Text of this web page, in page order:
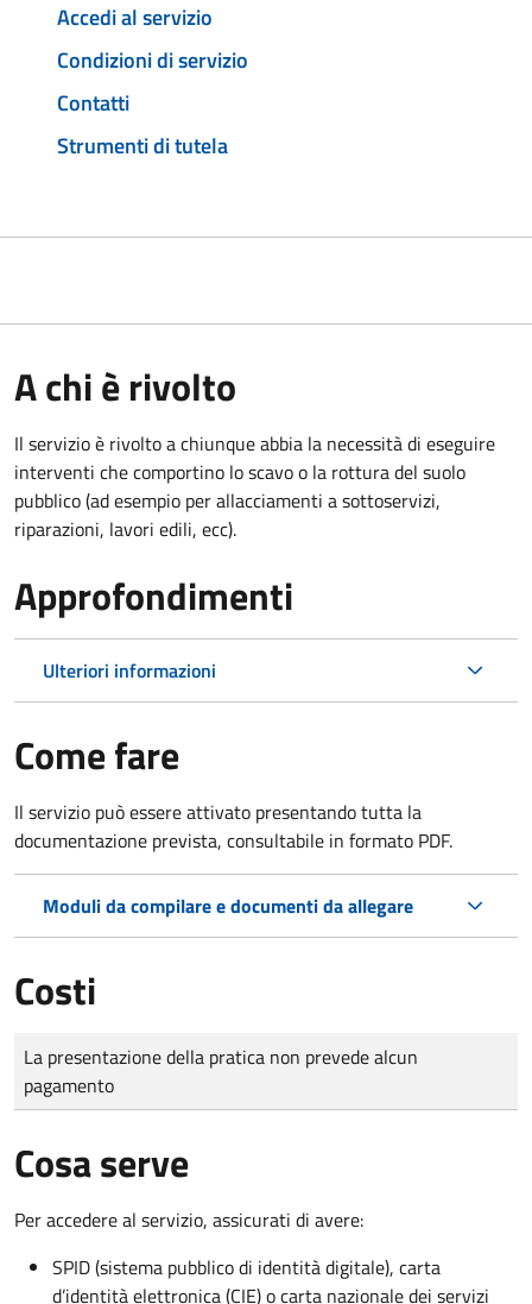
Accedi al servizio
Condizioni di servizio
Contatti
Strumenti di tutela
A chi è rivolto
Il servizio è rivolto a chiunque abbia la necessità di eseguire
interventi che comportino lo scavo o la rottura del suolo
pubblico (ad esempio per allacciamenti a sottoservizi,
riparazioni, lavori edili, ecc).
Approfondimenti
Ulteriori informazioni
Come fare
Il servizio può essere attivato presentando tutta la
documentazione prevista, consultabile in formato PDF.
Moduli da compilare e documenti da allegare
Costi
Tipo di pagamento
Importo
La presentazione della pratica non prevede alcun
pagamento
Cosa serve
Per accedere al servizio, assicurati di avere:
SPID (sistema pubblico di identità digitale), carta
d’identità elettronica (CIE) o carta nazionale dei servizi